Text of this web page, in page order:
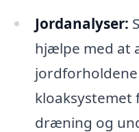
Jordanalyser:
hjælpe med at
kloaksystemet
dræning og